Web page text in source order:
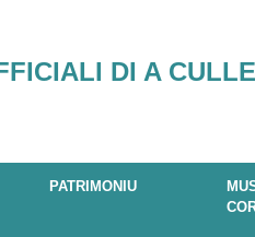
DI A
PATRIMONIU